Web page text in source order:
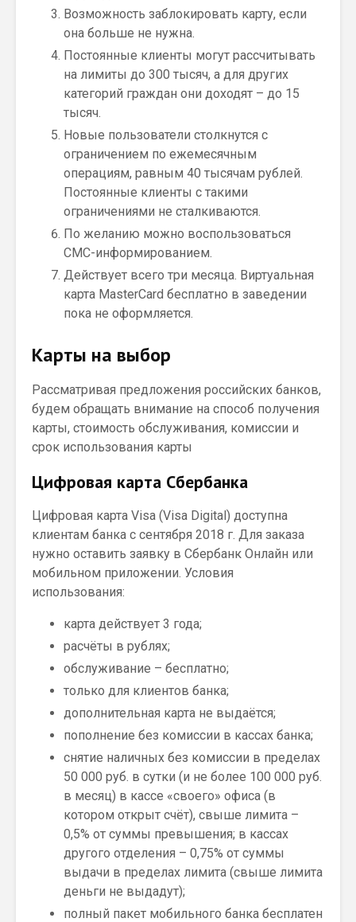
Возможность заблокировать карту, если
она больше не нужна.
Постоянные клиенты могут рассчитывать
на лимиты до 300 тысяч, а для других
категорий граждан они доходят – до 15
тысяч.
Новые пользователи столкнутся с
ограничением по ежемесячным
операциям, равным 40 тысячам рублей.
Постоянные клиенты с такими
ограничениями не сталкиваются.
По желанию можно воспользоваться
СМС-информированием.
Действует всего три месяца. Виртуальная
карта MasterCard бесплатно в заведении
пока не оформляется.
Карты на выбор
Рассматривая предложения российских банков,
будем обращать внимание на способ получения
карты, стоимость обслуживания, комиссии и
срок использования карты
Цифровая карта Сбербанка
Цифровая карта Visa (Visa Digital) доступна
клиентам банка с сентября 2018 г. Для заказа
нужно оставить заявку в Сбербанк Онлайн или
мобильном приложении. Условия
использования:
карта действует 3 года;
расчёты в рублях;
обслуживание – бесплатно;
только для клиентов банка;
дополнительная карта не выдаётся;
пополнение без комиссии в кассах банка;
снятие наличных без комиссии в пределах
50 000 руб. в сутки (и не более 100 000 руб.
в месяц) в кассе «своего» офиса (в
котором открыт счёт), свыше лимита –
0,5% от суммы превышения; в кассах
другого отделения – 0,75% от суммы
выдачи в пределах лимита (свыше лимита
деньги не выдадут);
полный пакет мобильного банка бесплатен